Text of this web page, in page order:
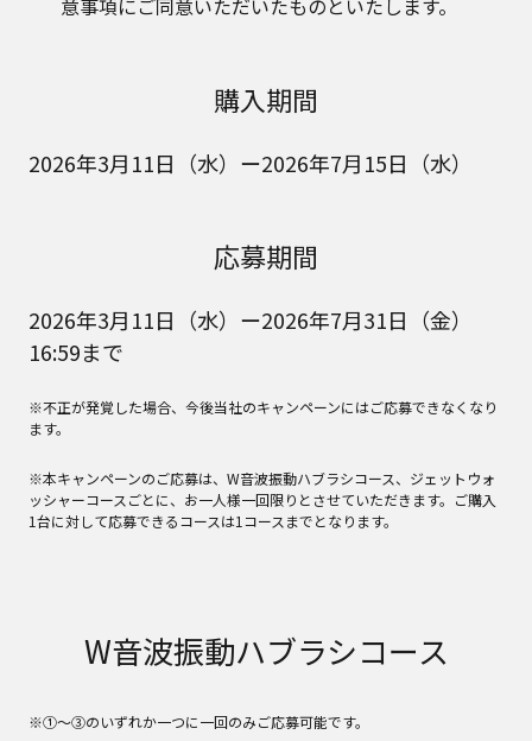
意事項にご同意いただいたものといたします。
購入期間
2026年3月11日（水）ー2026年7月15日（水）
応募期間
2026年3月11日（水）ー2026年7月31日（金）
16:59まで
※不正が発覚した場合、今後当社のキャンペーンにはご応募できなくなり
ます。
※本キャンペーンのご応募は、W音波振動ハブラシコース、ジェットウォ
ッシャーコースごとに、お一人様一回限りとさせていただきます。ご購入
1台に対して応募できるコースは1コースまでとなります。
W音波振動ハブラシコース
※①～③のいずれか一つに一回のみご応募可能です。